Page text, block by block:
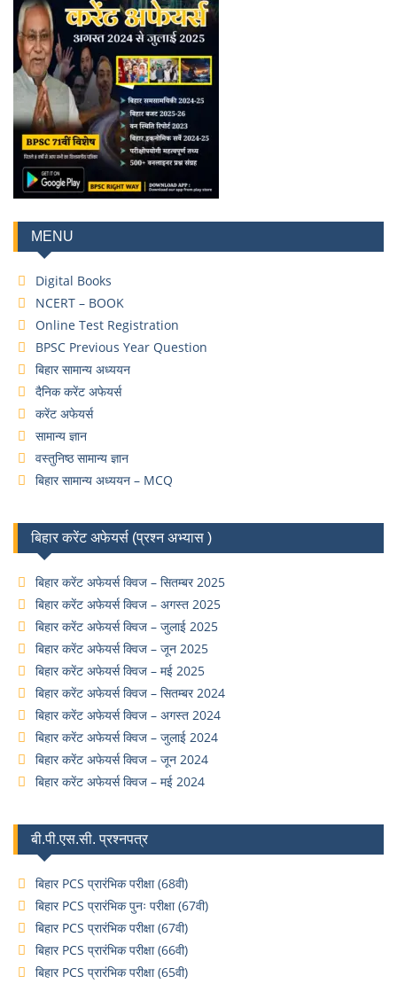
MENU
Digital Books
NCERT – BOOK
Online Test Registration
BPSC Previous Year Question
बिहार सामान्य अध्ययन
दैनिक करेंट अफेयर्स
करेंट अफेयर्स
सामान्य ज्ञान
वस्तुनिष्ठ सामान्य ज्ञान
बिहार सामान्य अध्ययन – MCQ
बिहार करेंट अफेयर्स (प्रश्न अभ्यास )
बिहार करेंट अफेयर्स क्विज – सितम्बर 2025
बिहार करेंट अफेयर्स क्विज – अगस्त 2025
बिहार करेंट अफेयर्स क्विज – जुलाई 2025
बिहार करेंट अफेयर्स क्विज – जून 2025
बिहार करेंट अफेयर्स क्विज – मई 2025
बिहार करेंट अफेयर्स क्विज – सितम्बर 2024
बिहार करेंट अफेयर्स क्विज – अगस्त 2024
बिहार करेंट अफेयर्स क्विज – जुलाई 2024
बिहार करेंट अफेयर्स क्विज – जून 2024
बिहार करेंट अफेयर्स क्विज – मई 2024
बी.पी.एस.सी. प्रश्नपत्र
बिहार PCS प्रारंभिक परीक्षा (68वी)
बिहार PCS प्रारंभिक पुनः परीक्षा (67वी)
बिहार PCS प्रारंभिक परीक्षा (67वी)
बिहार PCS प्रारंभिक परीक्षा (66वी)
बिहार PCS प्रारंभिक परीक्षा (65वी)